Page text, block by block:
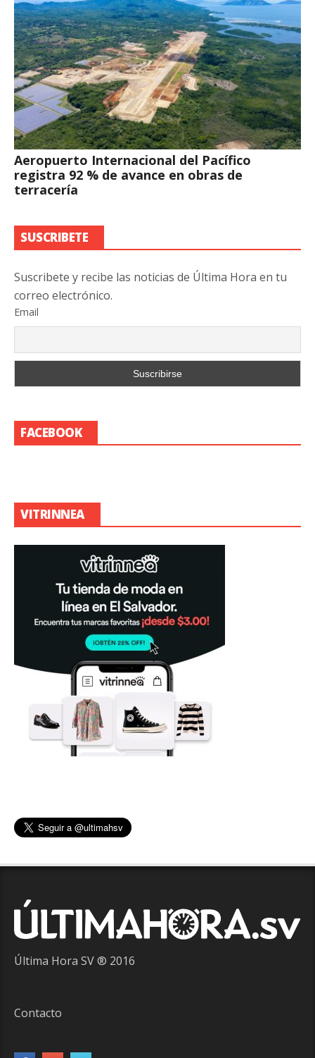
Aeropuerto Internacional del Pacífico
registra 92 % de avance en obras de
terracería
SUSCRIBETE
Suscribete y recibe las noticias de Última Hora en tu
correo electrónico.
Email
FACEBOOK
VITRINNEA
Última Hora SV ® 2016
Contacto